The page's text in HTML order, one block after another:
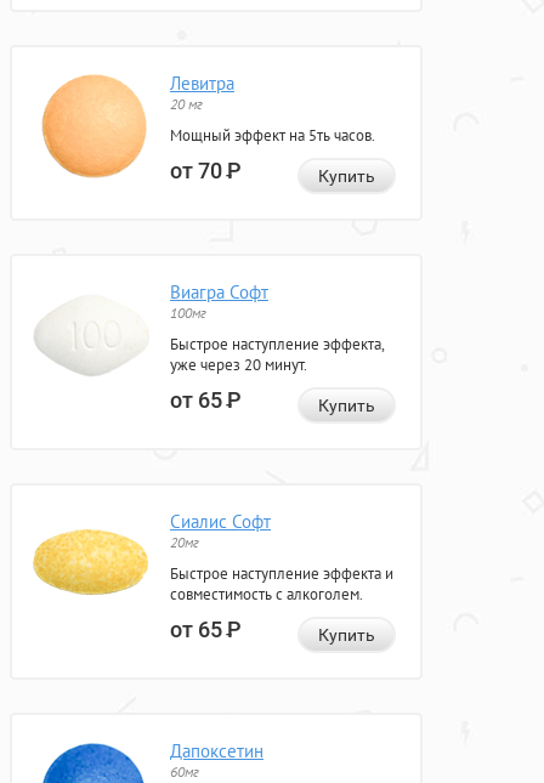
Левитра
20 мг
Мощный эффект на 5ть часов.
от 70Р Купить
Виагра Софт
100мг
Быстрое наступление эффекта,
уже через 20 минут.
от 65Р Купить
Сиалис Софт
20мг
Быстрое наступление эффекта и
совместимость с алкоголем.
от 65Р Купить
Дапоксетин
60мг